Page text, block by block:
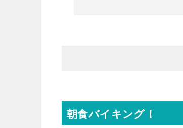
朝食バイキング！